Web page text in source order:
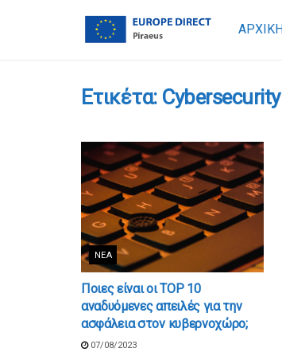
Ετικέτα:
ΝΈΑ
Ποιες είναι οι TOP 10
αναδυόμενες απειλές για την
ασφάλεια στον κυβερνοχώρο;
07/08/2023